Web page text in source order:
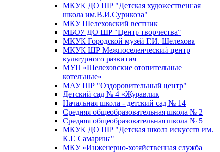
МКУК ДО ШР "Детская художественная
школа им.В.И.Сурикова"
МКУ Шелеховский вестник
МБОУ ДО ШР "Центр творчества"
МКУК Городской музей Г.И. Шелехова
МКУК ШР Межпоселенческий центр
культурного развития
МУП «Шелеховские отопительные
котельные»
МАУ ШР "Оздоровительный центр"
Детский сад № 4 «Журавлик
Начальная школа - детский сад № 14
Средняя общеобразовательная школа № 2
Средняя общеобразовательная школа № 5
МКУК ДО ШР "Детская школа искусств им.
К.Г. Самарина"
МКУ «Инженерно-хозяйственная служба